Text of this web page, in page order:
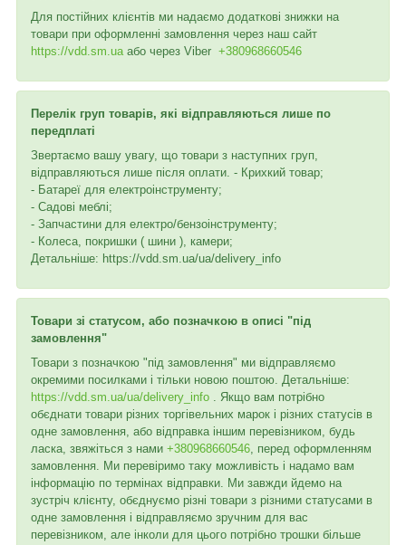
Для постійних клієнтів ми надаємо додаткові знижки на
товари при оформленні замовлення через наш сайт
https://vdd.sm.ua або через Viber +380968660546
Перелік груп товарів, які відправляються лише по
передплаті
Звертаємо вашу увагу, що товари з наступних груп,
відправляються лише після оплати. - Крихкий товар;
- Батареї для електроінструменту;
- Садові меблі;
- Запчастини для електро/бензоінструменту;
- Колеса, покришки ( шини ), камери;
Детальніше: https://vdd.sm.ua/ua/delivery_info
Товари зі статусом, або позначкою в описі "під
замовлення"
Товари з позначкою "під замовлення" ми відправляємо
окремими посилками і тільки новою поштою. Детальніше:
https://vdd.sm.ua/ua/delivery_info . Якщо вам потрібно
обєднати товари різних торгівельних марок і різних статусів в
одне замовлення, або відправка іншим перевізником, будь
ласка, звяжіться з нами +380968660546 , перед оформленням
замовлення. Ми перевіримо таку можливість і надамо вам
інформацію по термінах відправки. Ми завжди йдемо на
зустріч клієнту, обєднуємо різні товари з різними статусами в
одне замовлення і відправляємо зручним для вас
перевізником, але інколи для цього потрібно трошки більше